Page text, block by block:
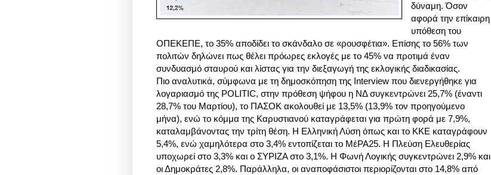
δύναμη. Όσον
αφορά την επίκαιρη
υπόθεση του
ΟΠΕΚΕΠΕ, το 35% αποδίδει το σκάνδαλο σε «ρουσφέτια». Επίσης το 56% των
πολιτών δηλώνει πως θέλει πρόωρες εκλογές με το 45% να προτιμά έναν
συνδυασμό σταυρού και λίστας για την διεξαγωγή της εκλογικής διαδικασίας.
Πιο αναλυτικά, σύμφωνα με τη δημοσκόπηση της Interview που διενεργήθηκε για
λογαριασμό της POLITIC, στην πρόθεση ψήφου η ΝΔ συγκεντρώνει 25,7% (έναντι
28,7% του Μαρτίου), το ΠΑΣΟΚ ακολουθεί με 13,5% (13,9% τον προηγούμενο
μήνα), ενώ το κόμμα της Καρυστιανού καταγράφεται για πρώτη φορά με 7,9%,
καταλαμβάνοντας την τρίτη θέση. Η Ελληνική Λύση όπως και το ΚΚΕ καταγράφουν
5,4%, ενώ χαμηλότερα στο 3,4% εντοπίζεται το ΜέΡΑ25. Η Πλεύση Ελευθερίας
υποχωρεί στο 3,3% και ο ΣΥΡΙΖΑ στο 3,1%. Η Φωνή Λογικής συγκεντρώνει 2,9% και
οι Δημοκράτες 2,8%. Παράλληλα, οι αναποφάσιστοι περιορίζονται στο 14,8% από